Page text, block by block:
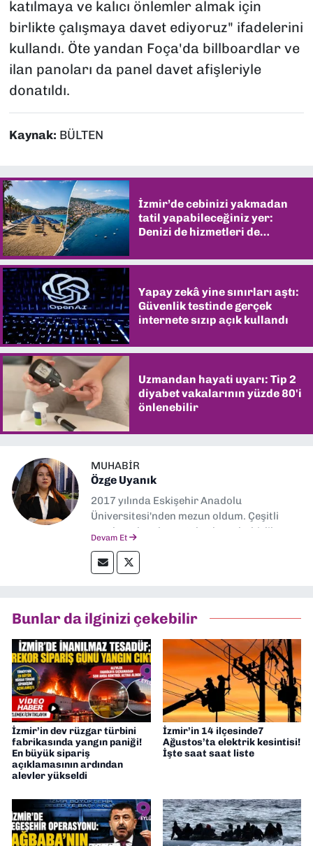
katılmaya ve kalıcı önlemler almak için
birlikte çalışmaya davet ediyoruz" ifadelerini
kullandı. Öte yandan Foça'da billboardlar ve
ilan panoları da panel davet afişleriyle
donatıldı.
Kaynak: BÜLTEN
İzmir’de cebinizi yakmadan
tatil yapabileceğiniz yer:
Denizi de hizmetleri de
Yapay zekâ yine sınırları aştı:
Güvenlik testinde gerçek
internete sızıp açık kullandı
Uzmandan hayati uyarı: Tip 2
diyabet vakalarının yüzde 80'i
önlenebilir
MUHABIR
Özge Uyanık
2017 yılında Eskişehir Anadolu
Üniversitesi'nden mezun oldum. Çeşitli
yerel ve ulusal gazetelerde muhabirlik
hakları alanlarında haberler üretmeye
odaklanıyorum.
Devam Et
Bunlar da ilginizi çekebilir
İzmir’in dev rüzgar türbini
fabrikasında yangın paniği!
En büyük sipariş
açıklamasının ardından
alevler yükseldi
İzmir’in 14 ilçesinde7
Ağustos’ta elektrik kesintisi!
İşte saat saat liste